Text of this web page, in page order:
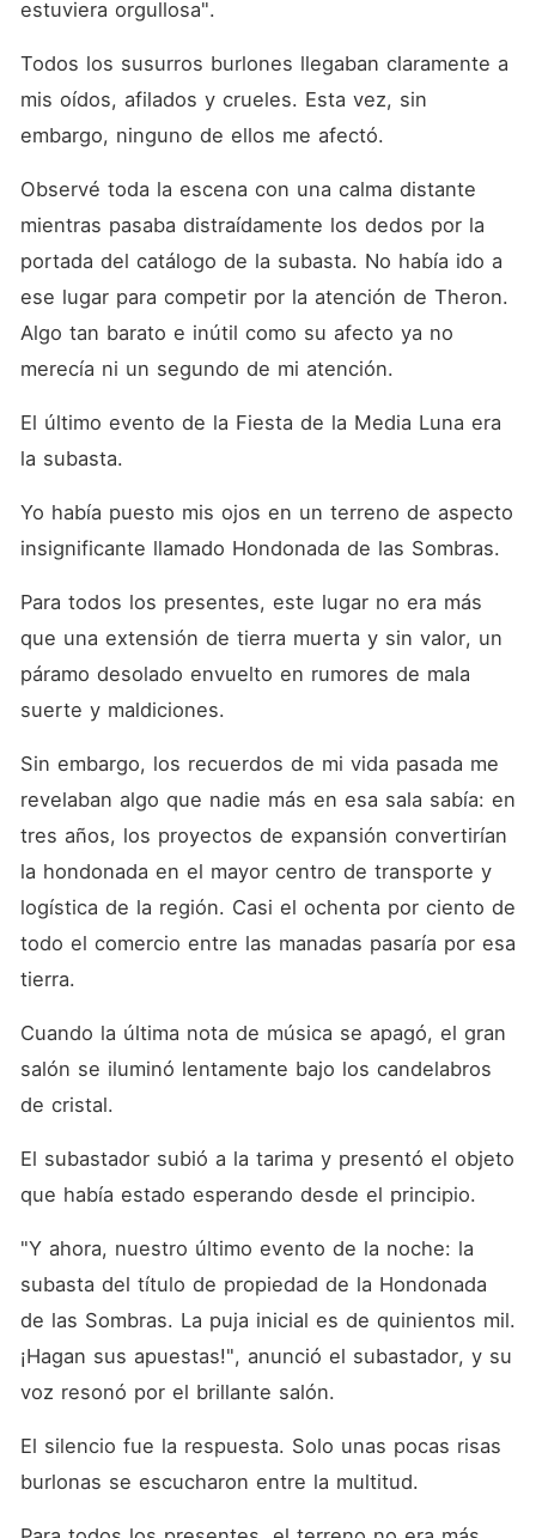
estuviera orgullosa".
Todos los susurros burlones llegaban claramente a
mis oídos, afilados y crueles. Esta vez, sin
embargo, ninguno de ellos me afectó.
Observé toda la escena con una calma distante
mientras pasaba distraídamente los dedos por la
portada del catálogo de la subasta. No había ido a
ese lugar para competir por la atención de Theron.
Algo tan barato e inútil como su afecto ya no
merecía ni un segundo de mi atención.
El último evento de la Fiesta de la Media Luna era
la subasta.
Yo había puesto mis ojos en un terreno de aspecto
insignificante llamado Hondonada de las Sombras.
Para todos los presentes, este lugar no era más
que una extensión de tierra muerta y sin valor, un
páramo desolado envuelto en rumores de mala
suerte y maldiciones.
Sin embargo, los recuerdos de mi vida pasada me
revelaban algo que nadie más en esa sala sabía: en
tres años, los proyectos de expansión convertirían
la hondonada en el mayor centro de transporte y
logística de la región. Casi el ochenta por ciento de
todo el comercio entre las manadas pasaría por esa
tierra.
Cuando la última nota de música se apagó, el gran
salón se iluminó lentamente bajo los candelabros
de cristal.
El subastador subió a la tarima y presentó el objeto
que había estado esperando desde el principio.
"Y ahora, nuestro último evento de la noche: la
subasta del título de propiedad de la Hondonada
de las Sombras. La puja inicial es de quinientos mil.
¡Hagan sus apuestas!", anunció el subastador, y su
voz resonó por el brillante salón.
El silencio fue la respuesta. Solo unas pocas risas
burlonas se escucharon entre la multitud.